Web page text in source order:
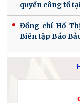
quyền công tố
Đồng chí Hồ
Biên tập Báo